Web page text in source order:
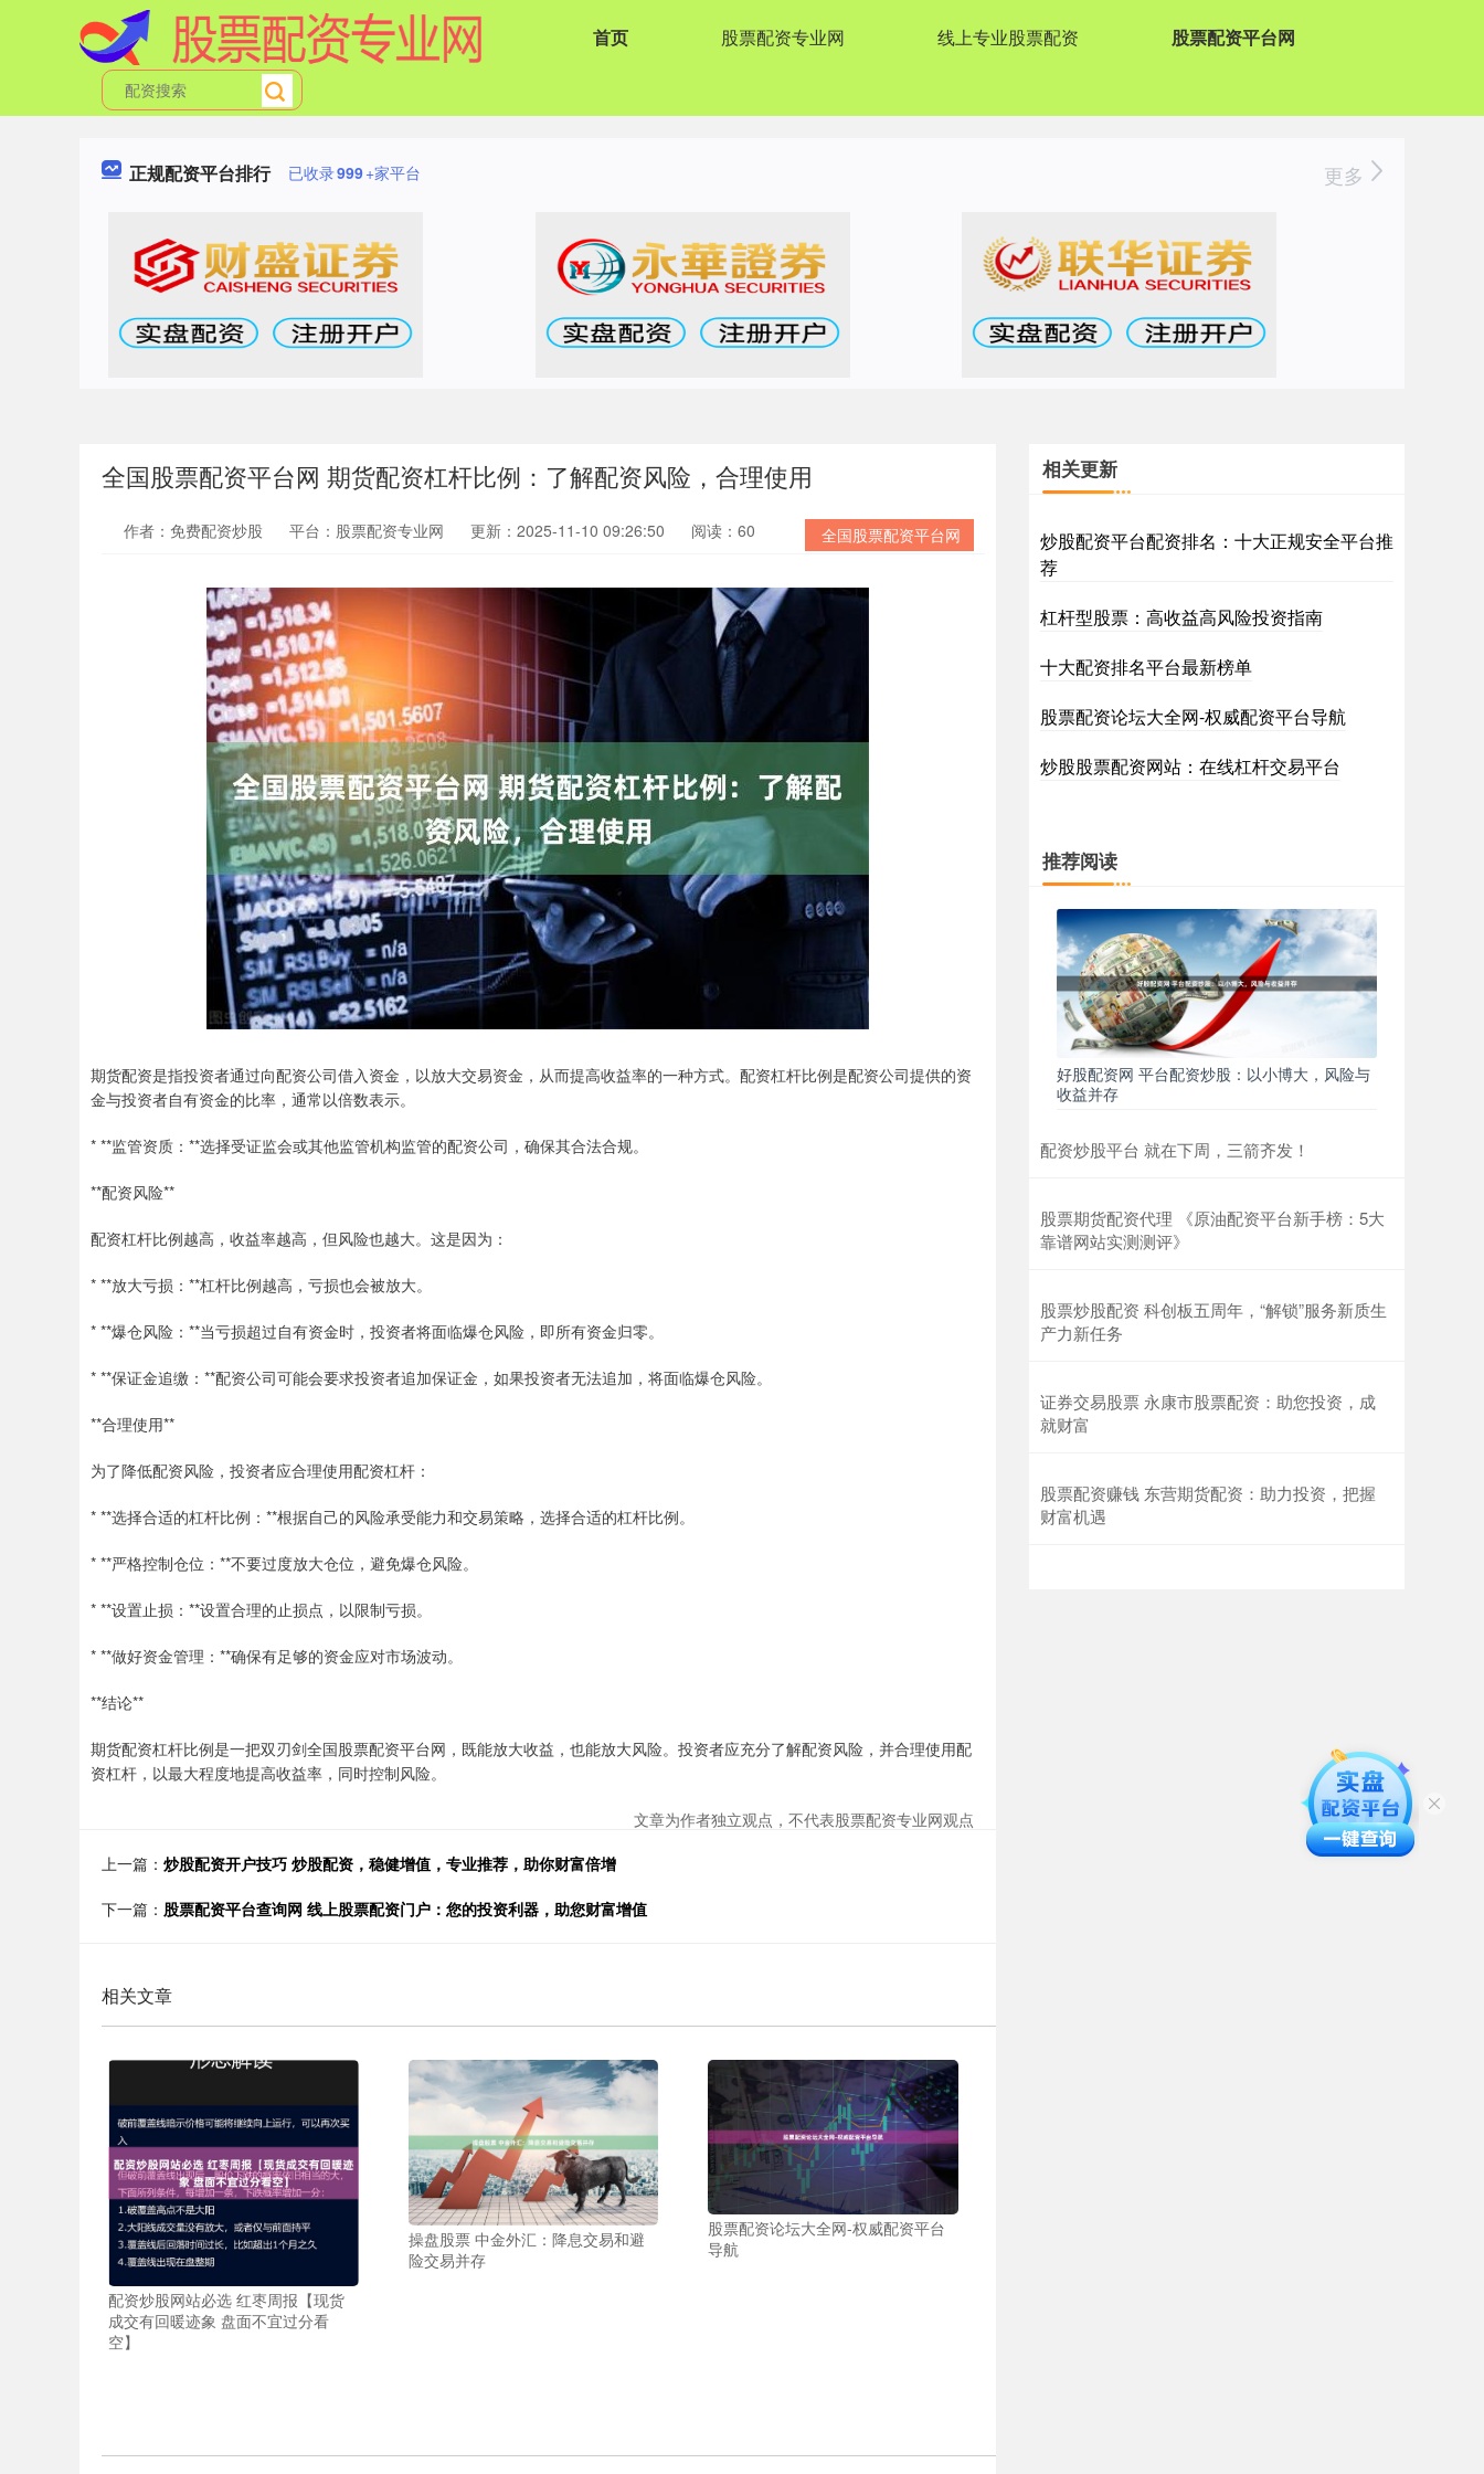
首页 股票配资专业网 线上专业股票配资 股票配资平台网
正规配资平台排行 已收录999+家平台 更多
全国股票配资平台网 期货配资杠杆比例：了解配资风险，合理使用
全国股票配资平台网
作者：免费配资炒股 平台：股票配资专业网 更新：2025-11-10 09:26:50 阅读：60
期货配资是指投资者通过向配资公司借入资金，以放大交易资金，从而提高收益率的一种方式。配资杠杆比例是配资公司提供的资
金与投资者自有资金的比率，通常以倍数表示。
* **监管资质：**选择受证监会或其他监管机构监管的配资公司，确保其合法合规。
**配资风险**
配资杠杆比例越高，收益率越高，但风险也越大。这是因为：
* **放大亏损：**杠杆比例越高，亏损也会被放大。
* **爆仓风险：**当亏损超过自有资金时，投资者将面临爆仓风险，即所有资金归零。
* **保证金追缴：**配资公司可能会要求投资者追加保证金，如果投资者无法追加，将面临爆仓风险。
**合理使用**
为了降低配资风险，投资者应合理使用配资杠杆：
* **选择合适的杠杆比例：**根据自己的风险承受能力和交易策略，选择合适的杠杆比例。
* **严格控制仓位：**不要过度放大仓位，避免爆仓风险。
* **设置止损：**设置合理的止损点，以限制亏损。
* **做好资金管理：**确保有足够的资金应对市场波动。
**结论**
期货配资杠杆比例是一把双刃剑全国股票配资平台网，既能放大收益，也能放大风险。投资者应充分了解配资风险，并合理使用配
资杠杆，以最大程度地提高收益率，同时控制风险。
文章为作者独立观点，不代表股票配资专业网观点
上一篇： 炒股配资开户技巧 炒股配资，稳健增值，专业推荐，助你财富倍增
下一篇： 股票配资平台查询网 线上股票配资门户：您的投资利器，助您财富增值
相关文章
配资炒股网站必选 红枣周报【现货
成交有回暖迹象 盘面不宜过分看
空】
操盘股票 中金外汇：降息交易和避
险交易并存
股票配资论坛大全网-权威配资平台
导航
相关更新
炒股配资平台配资排名：十大正规安全平台推
荐
杠杆型股票：高收益高风险投资指南
十大配资排名平台最新榜单
股票配资论坛大全网-权威配资平台导航
炒股股票配资网站：在线杠杆交易平台
推荐阅读
好股配资网 平台配资炒股：以小博大，风险与
收益并存
配资炒股平台 就在下周，三箭齐发！
股票期货配资代理 《原油配资平台新手榜：5大
靠谱网站实测测评》
股票炒股配资 科创板五周年，“解锁”服务新质生
产力新任务
证券交易股票 永康市股票配资：助您投资，成
就财富
股票配资赚钱 东营期货配资：助力投资，把握
财富机遇